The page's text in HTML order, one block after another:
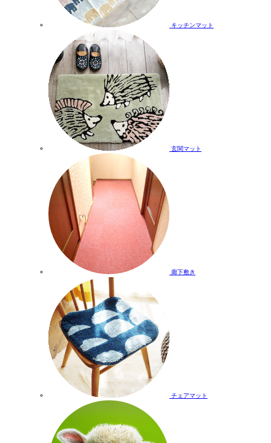
キッチンマット
玄関マット
廊下敷き
チェアマット